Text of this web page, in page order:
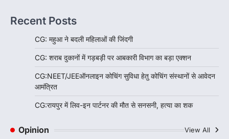
Recent Posts
CG: महुआ ने बदली महिलाओं की जिंदगी
CG: शराब दुकानों में गड़बड़ी पर आबकारी विभाग का बड़ा एक्शन
CG:NEET/JEEऑनलाइन कोचिंग सुविधा हेतु कोचिंग संस्थानों से आवेदन
आमंत्रित
CG:रायपुर में लिव-इन पार्टनर की मौत से सनसनी, हत्या का शक
Opinion View All